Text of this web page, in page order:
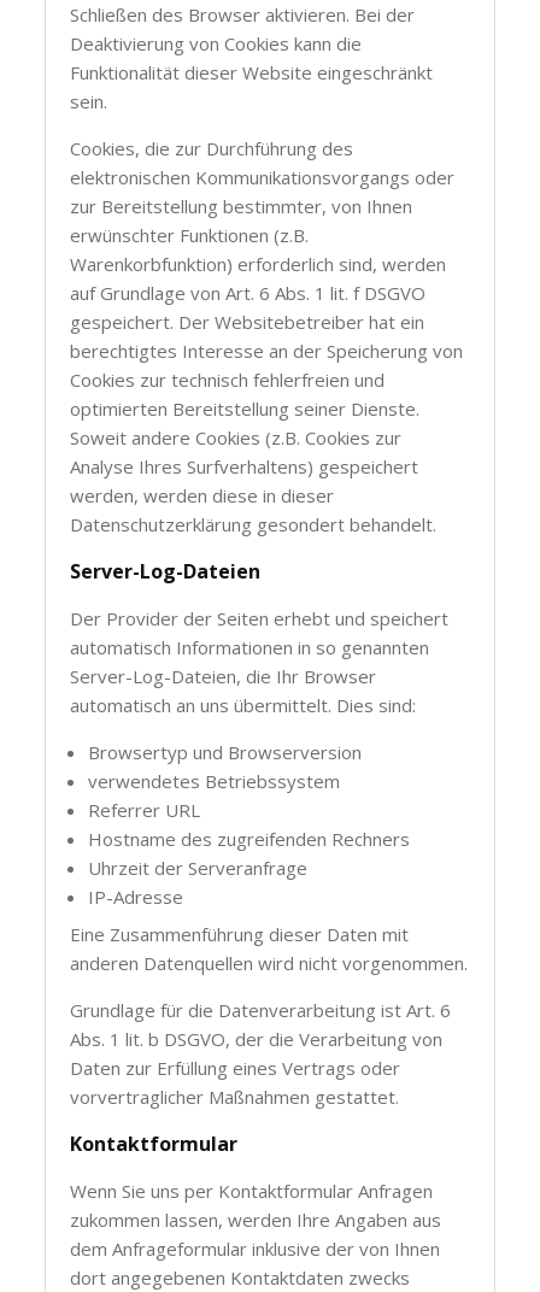
Schließen des Browser aktivieren. Bei der
Deaktivierung von Cookies kann die
Funktionalität dieser Website eingeschränkt
sein.
Cookies, die zur Durchführung des
elektronischen Kommunikationsvorgangs oder
zur Bereitstellung bestimmter, von Ihnen
erwünschter Funktionen (z.B.
Warenkorbfunktion) erforderlich sind, werden
auf Grundlage von Art. 6 Abs. 1 lit. f DSGVO
gespeichert. Der Websitebetreiber hat ein
berechtigtes Interesse an der Speicherung von
Cookies zur technisch fehlerfreien und
optimierten Bereitstellung seiner Dienste.
Soweit andere Cookies (z.B. Cookies zur
Analyse Ihres Surfverhaltens) gespeichert
werden, werden diese in dieser
Datenschutzerklärung gesondert behandelt.
Server-Log-Dateien
Der Provider der Seiten erhebt und speichert
automatisch Informationen in so genannten
Server-Log-Dateien, die Ihr Browser
automatisch an uns übermittelt. Dies sind:
Browsertyp und Browserversion
verwendetes Betriebssystem
Referrer URL
Hostname des zugreifenden Rechners
Uhrzeit der Serveranfrage
IP-Adresse
Eine Zusammenführung dieser Daten mit
anderen Datenquellen wird nicht vorgenommen.
Grundlage für die Datenverarbeitung ist Art. 6
Abs. 1 lit. b DSGVO, der die Verarbeitung von
Daten zur Erfüllung eines Vertrags oder
vorvertraglicher Maßnahmen gestattet.
Kontaktformular
Wenn Sie uns per Kontaktformular Anfragen
zukommen lassen, werden Ihre Angaben aus
dem Anfrageformular inklusive der von Ihnen
dort angegebenen Kontaktdaten zwecks